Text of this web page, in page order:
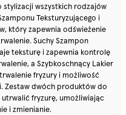
stylizacji wszystkich rodzajów
Teksturyzującego i
który zapewnia odświeżenie
Suchy Szampon
teksturę i zapewnia kontrolę
a Szybkoschnący Lakier
fryzury i możliwość
Zestaw dwóch produktów do
fryzurę, umożliwiając
i zmienianie.